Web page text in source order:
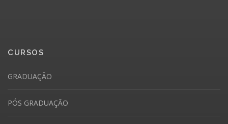
CURSOS
GRADUAÇÃO
PÓS GRADUAÇÃO